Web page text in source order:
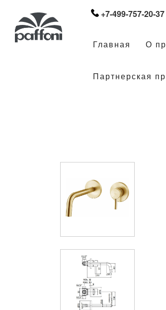
+7-499-757-20-37
Главная О
Партнерская